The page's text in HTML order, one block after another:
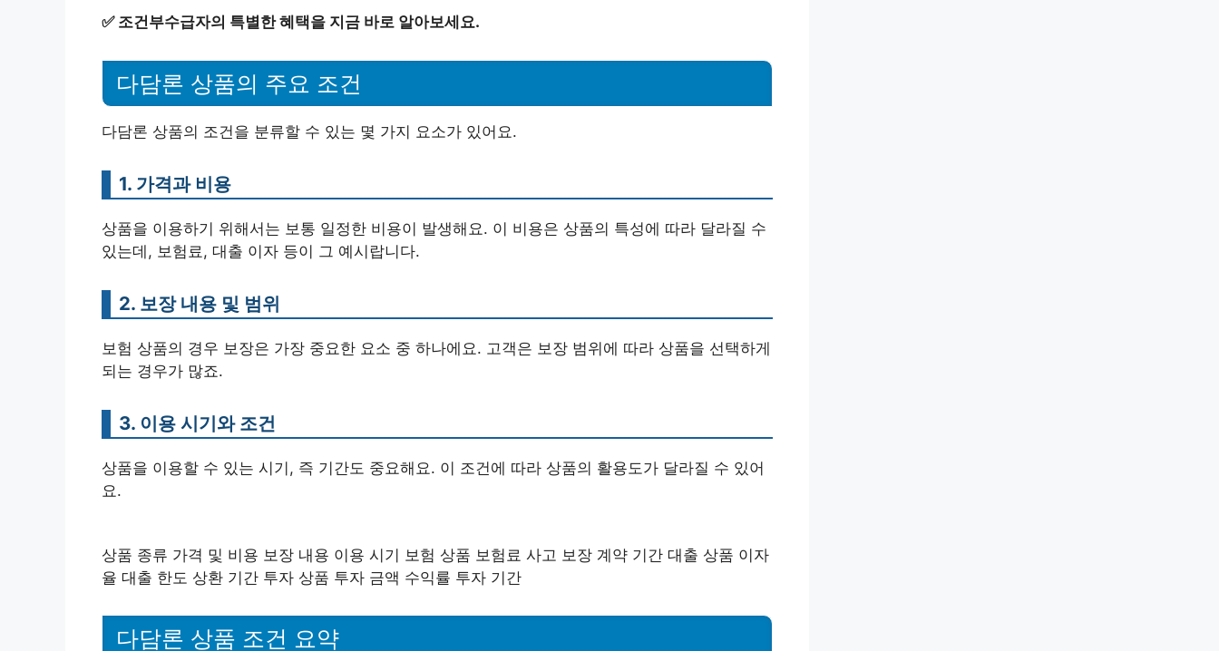
✅ 조건부수급자의 특별한 혜택을 지금 바로 알아보세요.
다담론 상품의 주요 조건
다담론 상품의 조건을 분류할 수 있는 몇 가지 요소가 있어요.
1. 가격과 비용
상품을 이용하기 위해서는 보통 일정한 비용이 발생해요. 이 비용은 상품의 특성에 따라 달라질 수
있는데, 보험료, 대출 이자 등이 그 예시랍니다.
2. 보장 내용 및 범위
보험 상품의 경우 보장은 가장 중요한 요소 중 하나에요. 고객은 보장 범위에 따라 상품을 선택하게
되는 경우가 많죠.
3. 이용 시기와 조건
상품을 이용할 수 있는 시기, 즉 기간도 중요해요. 이 조건에 따라 상품의 활용도가 달라질 수 있어
요.
상품 종류 가격 및 비용 보장 내용 이용 시기 보험 상품 보험료 사고 보장 계약 기간 대출 상품 이자
율 대출 한도 상환 기간 투자 상품 투자 금액 수익률 투자 기간
다담론 상품 조건 요약